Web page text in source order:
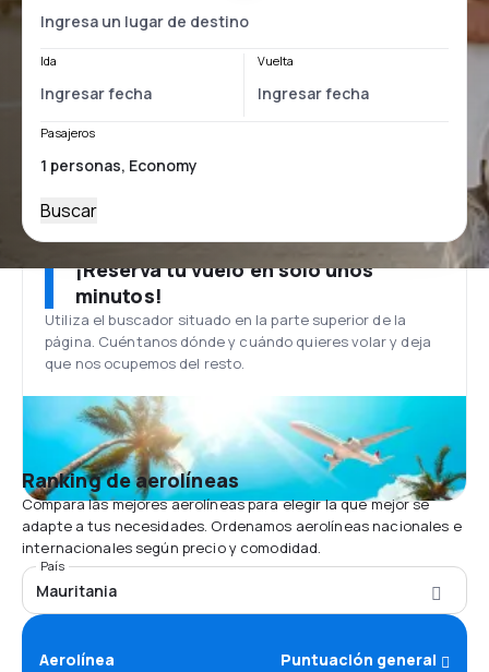
Ida Vuelta
Pasajeros
Buscar
¡Reserva tu vuelo en solo unos
minutos!
Utiliza el buscador situado en la parte superior de la
página. Cuéntanos dónde y cuándo quieres volar y deja
que nos ocupemos del resto.
Ranking de aerolíneas
Compara las mejores aerolíneas para elegir la que mejor se
adapte a tus necesidades. Ordenamos aerolíneas nacionales e
internacionales según precio y comodidad.
País
Mauritania
Aerolínea Puntuación general